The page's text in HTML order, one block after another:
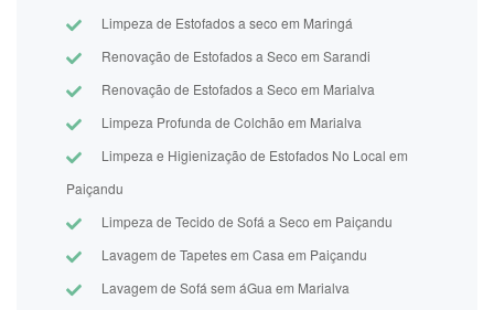
Limpeza de Estofados a seco em Maringá
Renovação de Estofados a Seco em Sarandi
Renovação de Estofados a Seco em Marialva
Limpeza Profunda de Colchão em Marialva
Limpeza e Higienização de Estofados No Local em
Paiçandu
Limpeza de Tecido de Sofá a Seco em Paiçandu
Lavagem de Tapetes em Casa em Paiçandu
Lavagem de Sofá sem áGua em Marialva